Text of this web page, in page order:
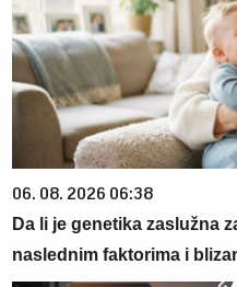
06. 08. 2026 06:38
Da li je genetika zaslužna
naslednim faktorima i